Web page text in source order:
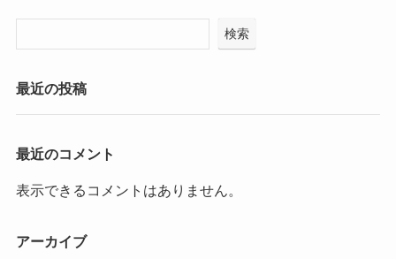
検索
最近の投稿
最近のコメント
表示できるコメントはありません。
アーカイブ